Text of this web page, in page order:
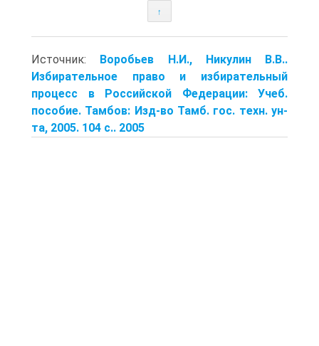
↑
Источник: Воробьев Н.И., Никулин В.В..
Избирательное право и избирательный
процесс в Российской Федерации: Учеб.
пособие. Тамбов: Изд-во Тамб. гос. техн. ун-
та, 2005. 104 с.. 2005